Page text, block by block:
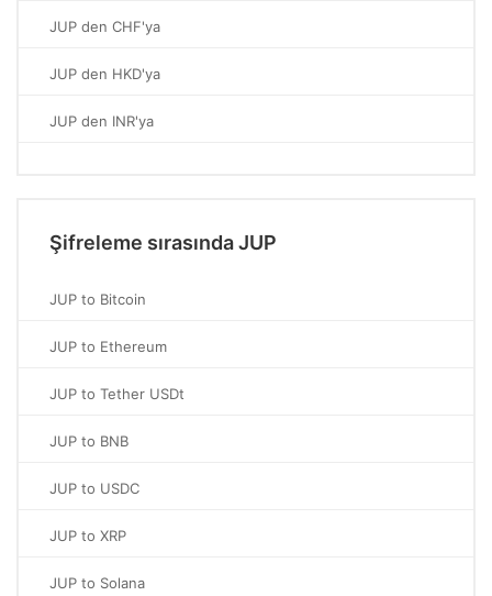
JUP den CHF'ya
JUP den HKD'ya
JUP den INR'ya
Şifreleme sırasında JUP
JUP to Bitcoin
JUP to Ethereum
JUP to Tether USDt
JUP to BNB
JUP to USDC
JUP to XRP
JUP to Solana